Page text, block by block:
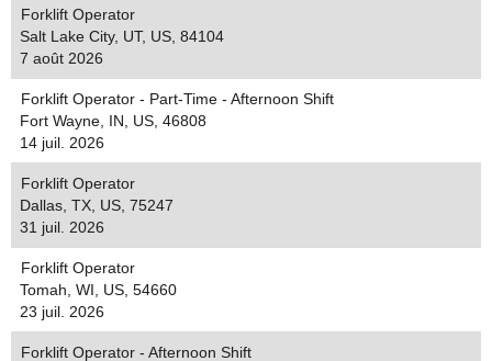
Forklift Operator
Salt Lake City, UT, US, 84104
7 août 2026
Forklift Operator - Part-Time - Afternoon Shift
Fort Wayne, IN, US, 46808
14 juil. 2026
Forklift Operator
Dallas, TX, US, 75247
31 juil. 2026
Forklift Operator
Tomah, WI, US, 54660
23 juil. 2026
Forklift Operator - Afternoon Shift